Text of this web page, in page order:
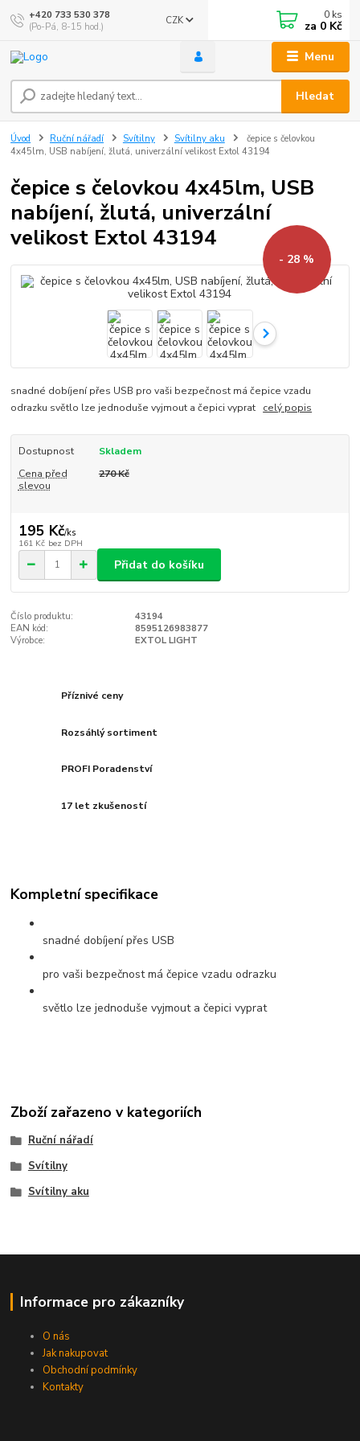
Menu
CZK
Hledat
+420 733 530 378
(Po-Pá, 8-15 hod.)
0 ks
za 0 Kč
Úvod Ruční nářadí Svítilny Svítilny aku
čepice s čelovkou
4x45lm, USB nabíjení, žlutá, univerzální velikost Extol 43194
čepice s čelovkou 4x45lm, USB
nabíjení, žlutá, univerzální
velikost Extol 43194
- 28 %
snadné dobíjení přes USB pro vaši bezpečnost má čepice vzadu
odrazku světlo lze jednoduše vyjmout a čepici vyprat celý popis
Dostupnost
Skladem
Cena před
slevou
270 Kč
195 Kč/ks
161 Kč bez DPH
Přidat do košíku
Číslo produktu:
43194
EAN kód:
8595126983877
Výrobce:
EXTOL LIGHT
Příznivé ceny
Rozsáhlý sortiment
PROFI Poradenství
17 let zkušeností
Kompletní specifikace
snadné dobíjení přes USB
pro vaši bezpečnost má čepice vzadu odrazku
světlo lze jednoduše vyjmout a čepici vyprat
Zboží zařazeno v kategoriích
Ruční nářadí
Svítilny
Svítilny aku
Informace pro zákazníky
O nás
Jak nakupovat
Obchodní podmínky
Kontakty